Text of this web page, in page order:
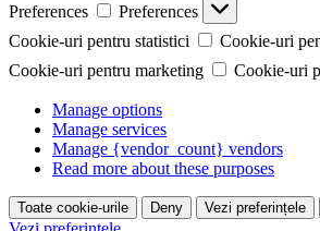
Preferences
Preferences
Cookie-uri pentru statistici
Cookie-uri
Cookie-uri pentru marketing
Cookie-uri
Manage options
Manage services
Manage {vendor_count} vendors
Read more about these purposes
Toate cookie-urile Deny Vezi preferințele